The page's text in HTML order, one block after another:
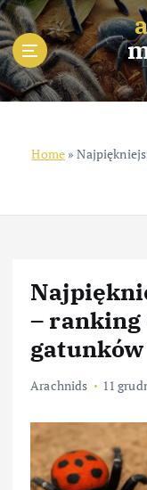
S
k
i
p
t
e
Home»
– ranking
gatunków
Arachnids 11